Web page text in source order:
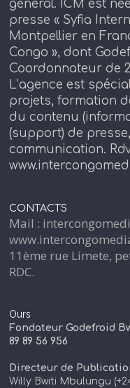
général. ICM est
presse « Syfia
Montpellier en
Congo », dont
Coordonnateur de
L’agence est
projets, formation
du contenu
(support) de
communication.
CONTACTS
Mail :
11ème rue Limete,
RDC.
Ours
Fondateur Godefroid
89 89 56 956
Directeur de
Willy Bwiti Mbulungu